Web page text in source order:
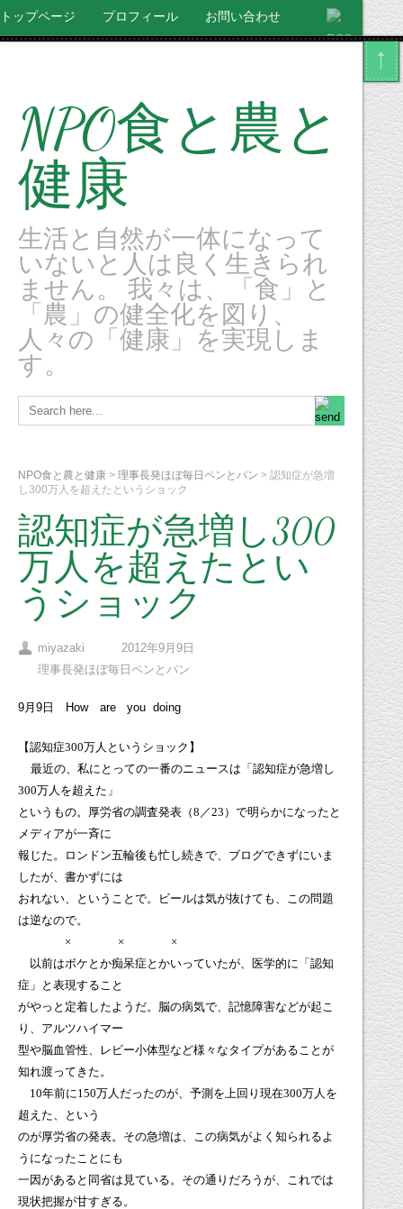
トップページ プロフィール お問い合わせ
NPO食と農と
健康
生活と自然が一体になって
いないと人は良く生きられ
ません。 我々は、「食」と
「農」の健全化を図り、
人々の「健康」を実現しま
す。
NPO食と農と健康 >理事長発ほぼ毎日ペンとパン >認知症が急増
し300万人を超えたというショック
認知症が急増し300
万人を超えたとい
うショック
miyazaki
2012年9月9日
理事長発ほぼ毎日ペンとパン
9月9日 How are you doing
【認知症300万人というショック】
最近の、私にとっての一番のニュースは「認知症が急増し
300万人を超えた」
というもの。厚労省の調査発表（8 ／23 ）で明らかになったと
メディアが一斉に
報じた。ロンドン五輪後も忙し続きで、ブログできずにいま
したが、書かずには
おれない、ということで。ビールは気が抜けても、この問題
は逆なので。
× × ×
以前はボケとか痴呆症とかいっていたが、医学的に「認知
症」と表現すること
がやっと定着したようだ。脳の病気で、記憶障害などが起こ
り、アルツハイマー
型や脳血管性、レビー小体型など様々なタイプがあることが
知れ渡ってきた。
10年前に150万人だったのが、予測を上回り現在300万人を
超えた、という
のが厚労省の発表。その急増は、この病気がよく知られるよ
うになったことにも
一因があると同省は見ている。その通りだろうが、これでは
現状把握が甘すぎる。